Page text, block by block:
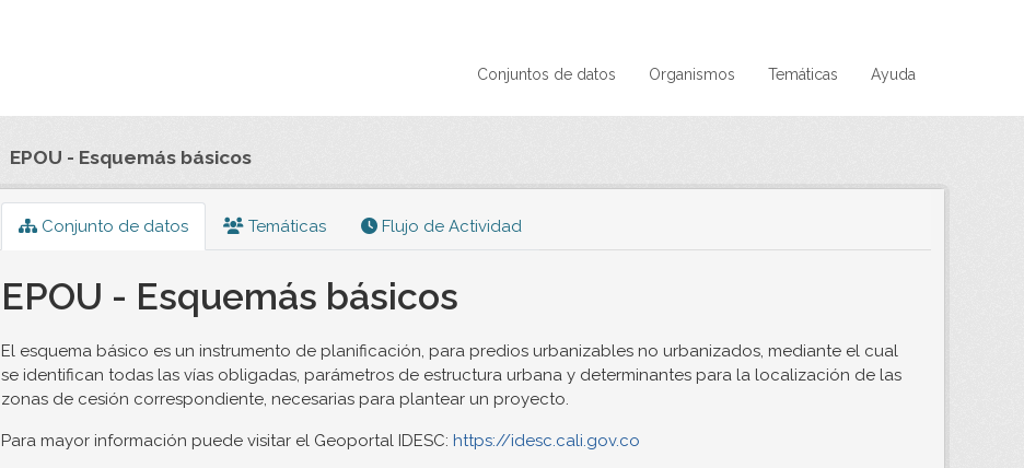
Conjuntos de datos Organismos Temáticas Ayuda
EPOU - Esquemás básicos
Conjunto de datos Temáticas Flujo de Actividad
EPOU - Esquemás básicos
El esquema básico es un instrumento de planificación, para predios urbanizables no urbanizados, mediante el cual
se identifican todas las vías obligadas, parámetros de estructura urbana y determinantes para la localización de las
zonas de cesión correspondiente, necesarias para plantear un proyecto.
Para mayor información puede visitar el Geoportal IDESC: https://idesc.cali.gov.co